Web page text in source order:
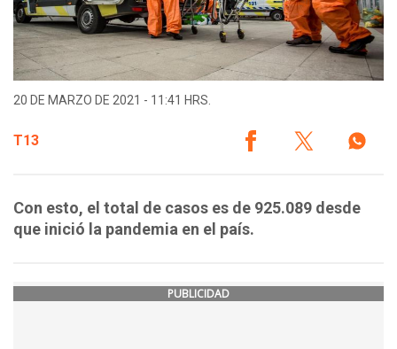
20 DE MARZO DE 2021 - 11:41 HRS.
T13
Con esto, el total de casos es de 925.089 desde
que inició la pandemia en el país.
PUBLICIDAD